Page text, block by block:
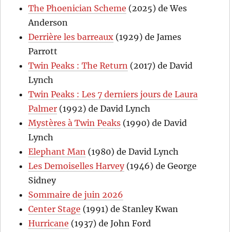
The Phoenician Scheme (2025) de Wes
Anderson
Derrière les barreaux (1929) de James
Parrott
Twin Peaks : The Return (2017) de David
Lynch
Twin Peaks : Les 7 derniers jours de Laura
Palmer (1992) de David Lynch
Mystères à Twin Peaks (1990) de David
Lynch
Elephant Man (1980) de David Lynch
Les Demoiselles Harvey(1946) de George
Sidney
Sommaire de juin 2026
Center Stage (1991) de Stanley Kwan
Hurricane (1937) de John Ford